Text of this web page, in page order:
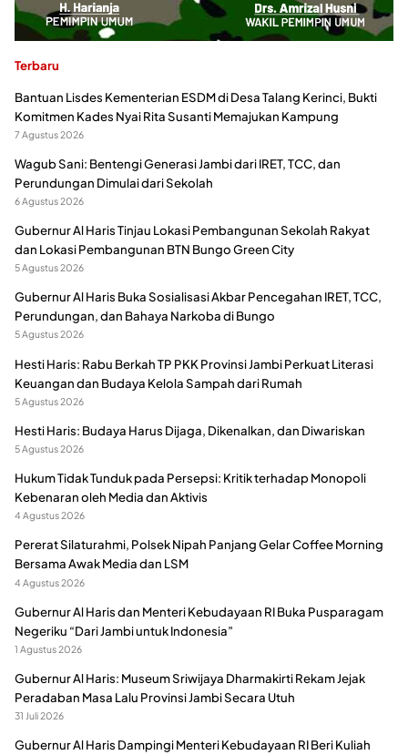
Terbaru
Bantuan Lisdes Kementerian ESDM di Desa Talang Kerinci, Bukti
Komitmen Kades Nyai Rita Susanti Memajukan Kampung
7 Agustus 2026
Wagub Sani: Bentengi Generasi Jambi dari IRET, TCC, dan
Perundungan Dimulai dari Sekolah
6 Agustus 2026
Gubernur Al Haris Tinjau Lokasi Pembangunan Sekolah Rakyat
dan Lokasi Pembangunan BTN Bungo Green City
5 Agustus 2026
Gubernur Al Haris Buka Sosialisasi Akbar Pencegahan IRET, TCC,
Perundungan, dan Bahaya Narkoba di Bungo
5 Agustus 2026
Hesti Haris: Rabu Berkah TP PKK Provinsi Jambi Perkuat Literasi
Keuangan dan Budaya Kelola Sampah dari Rumah
5 Agustus 2026
Hesti Haris: Budaya Harus Dijaga, Dikenalkan, dan Diwariskan
5 Agustus 2026
Hukum Tidak Tunduk pada Persepsi: Kritik terhadap Monopoli
Kebenaran oleh Media dan Aktivis
4 Agustus 2026
Pererat Silaturahmi, Polsek Nipah Panjang Gelar Coffee Morning
Bersama Awak Media dan LSM
4 Agustus 2026
Gubernur Al Haris dan Menteri Kebudayaan RI Buka Pusparagam
Negeriku “Dari Jambi untuk Indonesia”
1 Agustus 2026
Gubernur Al Haris: Museum Sriwijaya Dharmakirti Rekam Jejak
Peradaban Masa Lalu Provinsi Jambi Secara Utuh
31 Juli 2026
Gubernur Al Haris Dampingi Menteri Kebudayaan RI Beri Kuliah